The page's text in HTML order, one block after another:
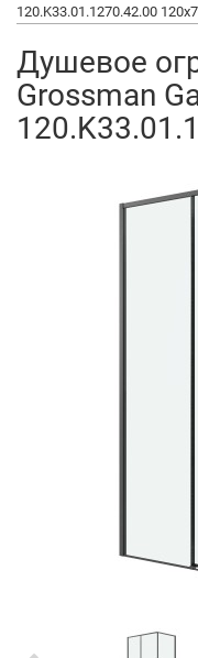
120.K33.01.1270.42.00
Душевое
Grossman